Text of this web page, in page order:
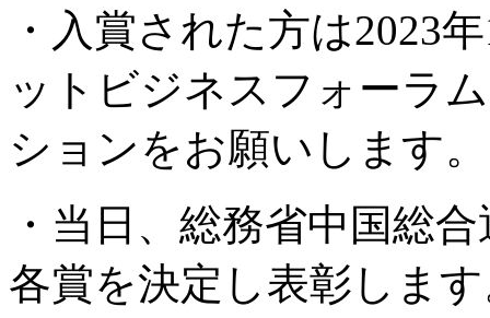
・入賞された方は2023
ットビジネスフォーラ
ションをお願いします。
・当日、総務省中国総
各賞を決定し表彰しま